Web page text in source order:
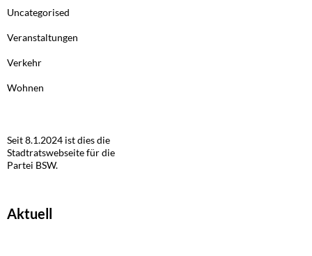
Uncategorised
Veranstaltungen
Verkehr
Wohnen
Seit 8.1.2024 ist dies die
Stadtratswebseite für die
Partei BSW.
Aktuell